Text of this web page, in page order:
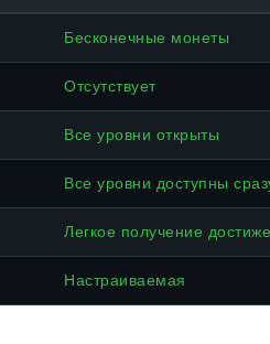
Бесконечные монеты
Отсутствует
Все уровни открыты
Все уровни доступны
Легкое получение
Настраиваемая